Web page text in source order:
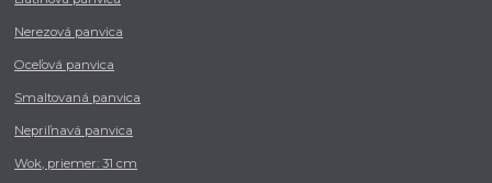
Nerezová panvica
Oceľová panvica
Smaltovaná panvica
Nepriľnavá panvica
Wok, priemer: 31 cm